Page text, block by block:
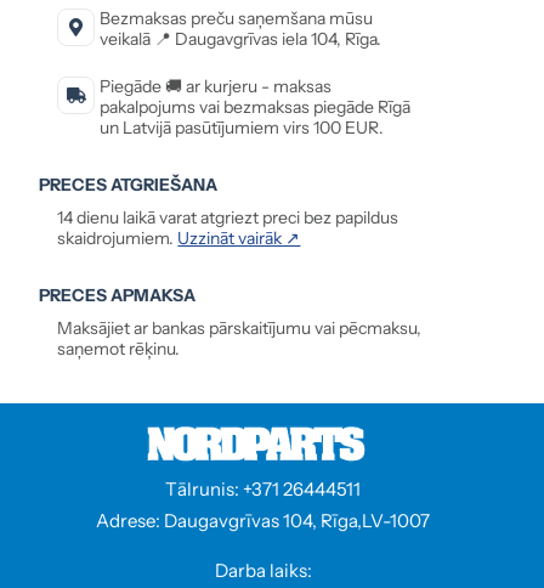
Bezmaksas preču saņemšana mūsu
veikalā 📍 Daugavgrīvas iela 104, Rīga.
Piegāde 🚚 ar kurjeru - maksas
pakalpojums vai bezmaksas piegāde Rīgā
un Latvijā pasūtījumiem virs 100 EUR.
PRECES ATGRIEŠANA
14 dienu laikā varat atgriezt preci bez papildus
skaidrojumiem. Uzzināt vairāk ↗
PRECES APMAKSA
Maksājiet ar bankas pārskaitījumu vai pēcmaksu,
saņemot rēķinu.
Tālrunis: +371 26444511
Adrese: Daugavgrīvas 104, Rīga,LV-1007
Darba laiks: